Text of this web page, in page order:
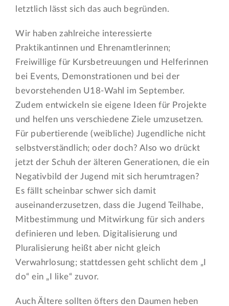
letztlich lässt sich das auch begründen.
Wir haben zahlreiche interessierte
Praktikantinnen und Ehrenamtlerinnen;
Freiwillige für Kursbetreuungen und Helferinnen
bei Events, Demonstrationen und bei der
bevorstehenden U18-Wahl im September.
Zudem entwickeln sie eigene Ideen für Projekte
und helfen uns verschiedene Ziele umzusetzen.
Für pubertierende (weibliche) Jugendliche nicht
selbstverständlich; oder doch? Also wo drückt
jetzt der Schuh der älteren Generationen, die ein
Negativbild der Jugend mit sich herumtragen?
Es fällt scheinbar schwer sich damit
auseinanderzusetzen, dass die Jugend Teilhabe,
Mitbestimmung und Mitwirkung für sich anders
definieren und leben. Digitalisierung und
Pluralisierung heißt aber nicht gleich
Verwahrlosung; stattdessen geht schlicht dem „I
do“ ein „I like“ zuvor.
Auch Ältere sollten öfters den Daumen heben